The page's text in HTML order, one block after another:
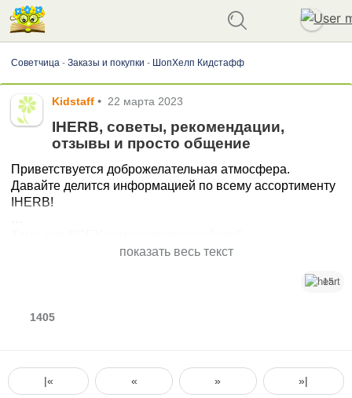
Советчица- Заказы и покупки - ШопХелп Кидстафф
Kidstaff • 22 марта 2023
IHERB, cоветы, рекомендации,
отзывы и просто общение
Приветствуется доброжелательная атмосфера.
Давайте делится информацией по всему ассортименту
IHERB!
Запрещено рекламировать свои услуги, коды и тд. по
https://sovet.kidstaff.com.ua/question-228644
показать весь текст
15
1405
|« « » »|